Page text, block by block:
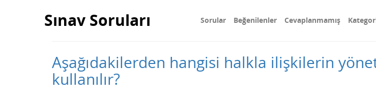
Sınav Soruları Sorular Beğenilenler Cevaplanmamış
Aşağıdakilerden hangisi halkla ilişkilerin
kullanılır?